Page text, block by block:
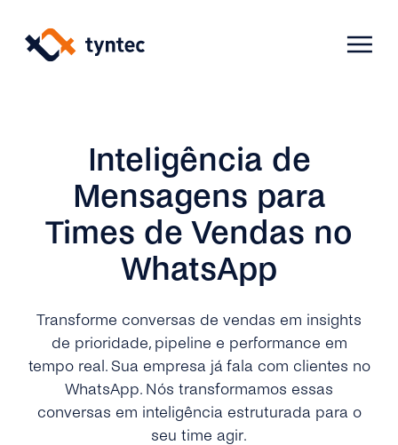
content
Products
Verify
Phone Verification
Authenticate
2FA
Engage
Use Cases
Activation & Onboarding
Selling & Transactions
Support & Retention
Telecoms
Protect
A2P Monetization
Grow
Company
About Us
AI at tyntec
Blog
Inteligência de
Mensagens para
Times de Vendas no
WhatsApp
Transforme conversas de vendas em insights
de prioridade, pipeline e performance em
tempo real. Sua empresa já fala com clientes no
WhatsApp. Nós transformamos essas
conversas em inteligência estruturada para o
seu time agir.